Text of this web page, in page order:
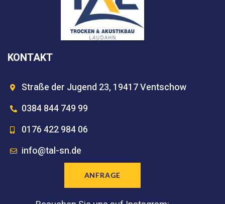
KONTAKT
Straße der Jugend 23, 19417 Ventschow
0384 844 749 99
0176 422 984 06
info@tal-sn.de
ANFRAGE